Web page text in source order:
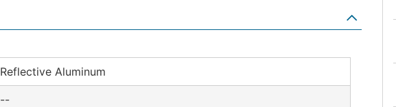
Reflective Aluminum
--